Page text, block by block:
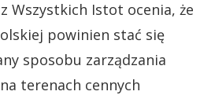
Wszystkich Istot ocenia, że
powinien stać się
sposobu zarządzania
terenach cennych